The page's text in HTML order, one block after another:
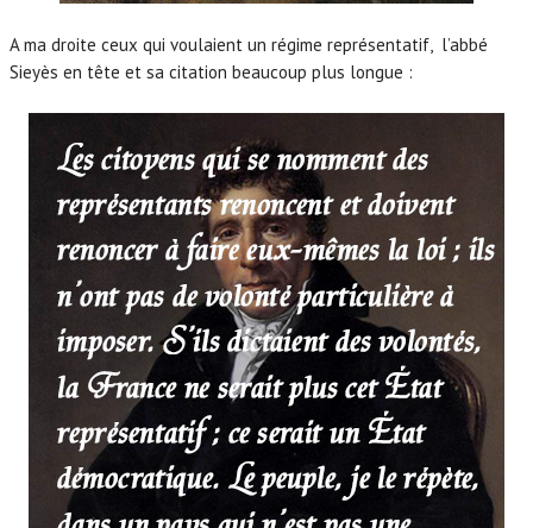
A ma droite ceux qui voulaient un régime représentatif, l’abbé
Sieyès en tête et sa citation beaucoup plus longue :